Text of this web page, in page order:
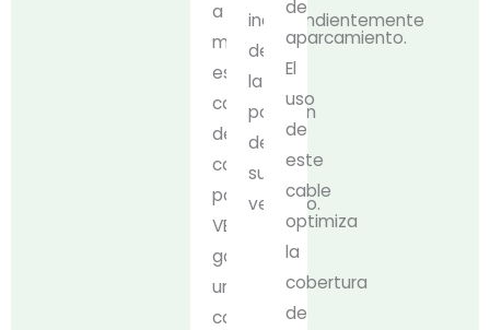
a
mano
este
cable
de
carga
para
VE
garantiza
una
carga
independientemente
de
la
posición
de
su
vehículo.
de
aparcamiento.
El
uso
de
este
cable
optimiza
la
cobertura
de